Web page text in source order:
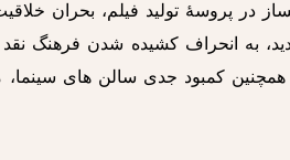
در پروسۀ تولید فیلم، بحران
به انحراف کشیده شدن فرهنگ نقد
کمبود جدی سالن های